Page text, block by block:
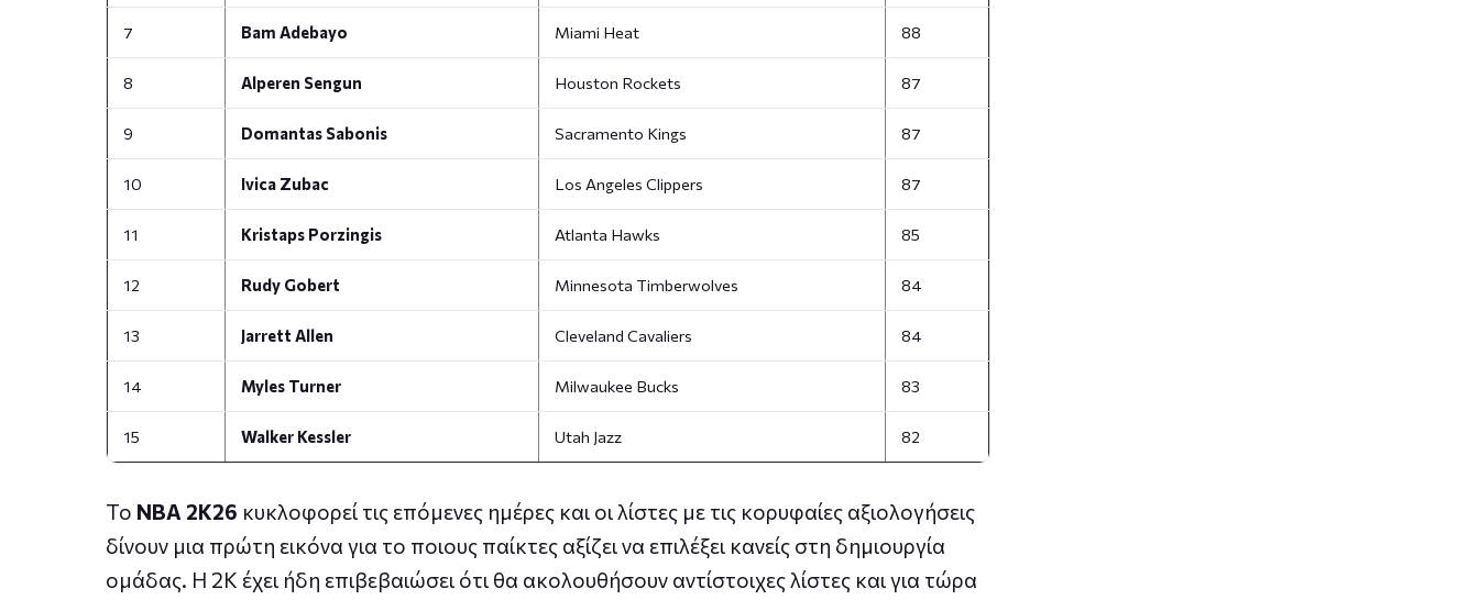
7 Bam Adebayo Miami Heat 88
8 Alperen Sengun Houston Rockets 87
9 Domantas Sabonis Sacramento Kings 87
10 Ivica Zubac Los Angeles Clippers 87
11 Kristaps Porzingis Atlanta Hawks 85
12 Rudy Gobert Minnesota Timberwolves 84
13 Jarrett Allen Cleveland Cavaliers 84
14 Myles Turner Milwaukee Bucks 83
15 Walker Kessler Utah Jazz 82
Το NBA 2K26 κυκλοφορεί τις επόμενες ημέρες και οι λίστες με τις κορυφαίες αξιολογήσεις
δίνουν μια πρώτη εικόνα για το ποιους παίκτες αξίζει να επιλέξει κανείς στη δημιουργία
ομάδας. Η 2K έχει ήδη επιβεβαιώσει ότι θα ακολουθήσουν αντίστοιχες λίστες και για τώρα